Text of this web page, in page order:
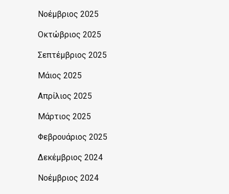
Νοέμβριος 2025
Οκτώβριος 2025
Σεπτέμβριος 2025
Μάιος 2025
Απρίλιος 2025
Μάρτιος 2025
Φεβρουάριος 2025
Δεκέμβριος 2024
Νοέμβριος 2024